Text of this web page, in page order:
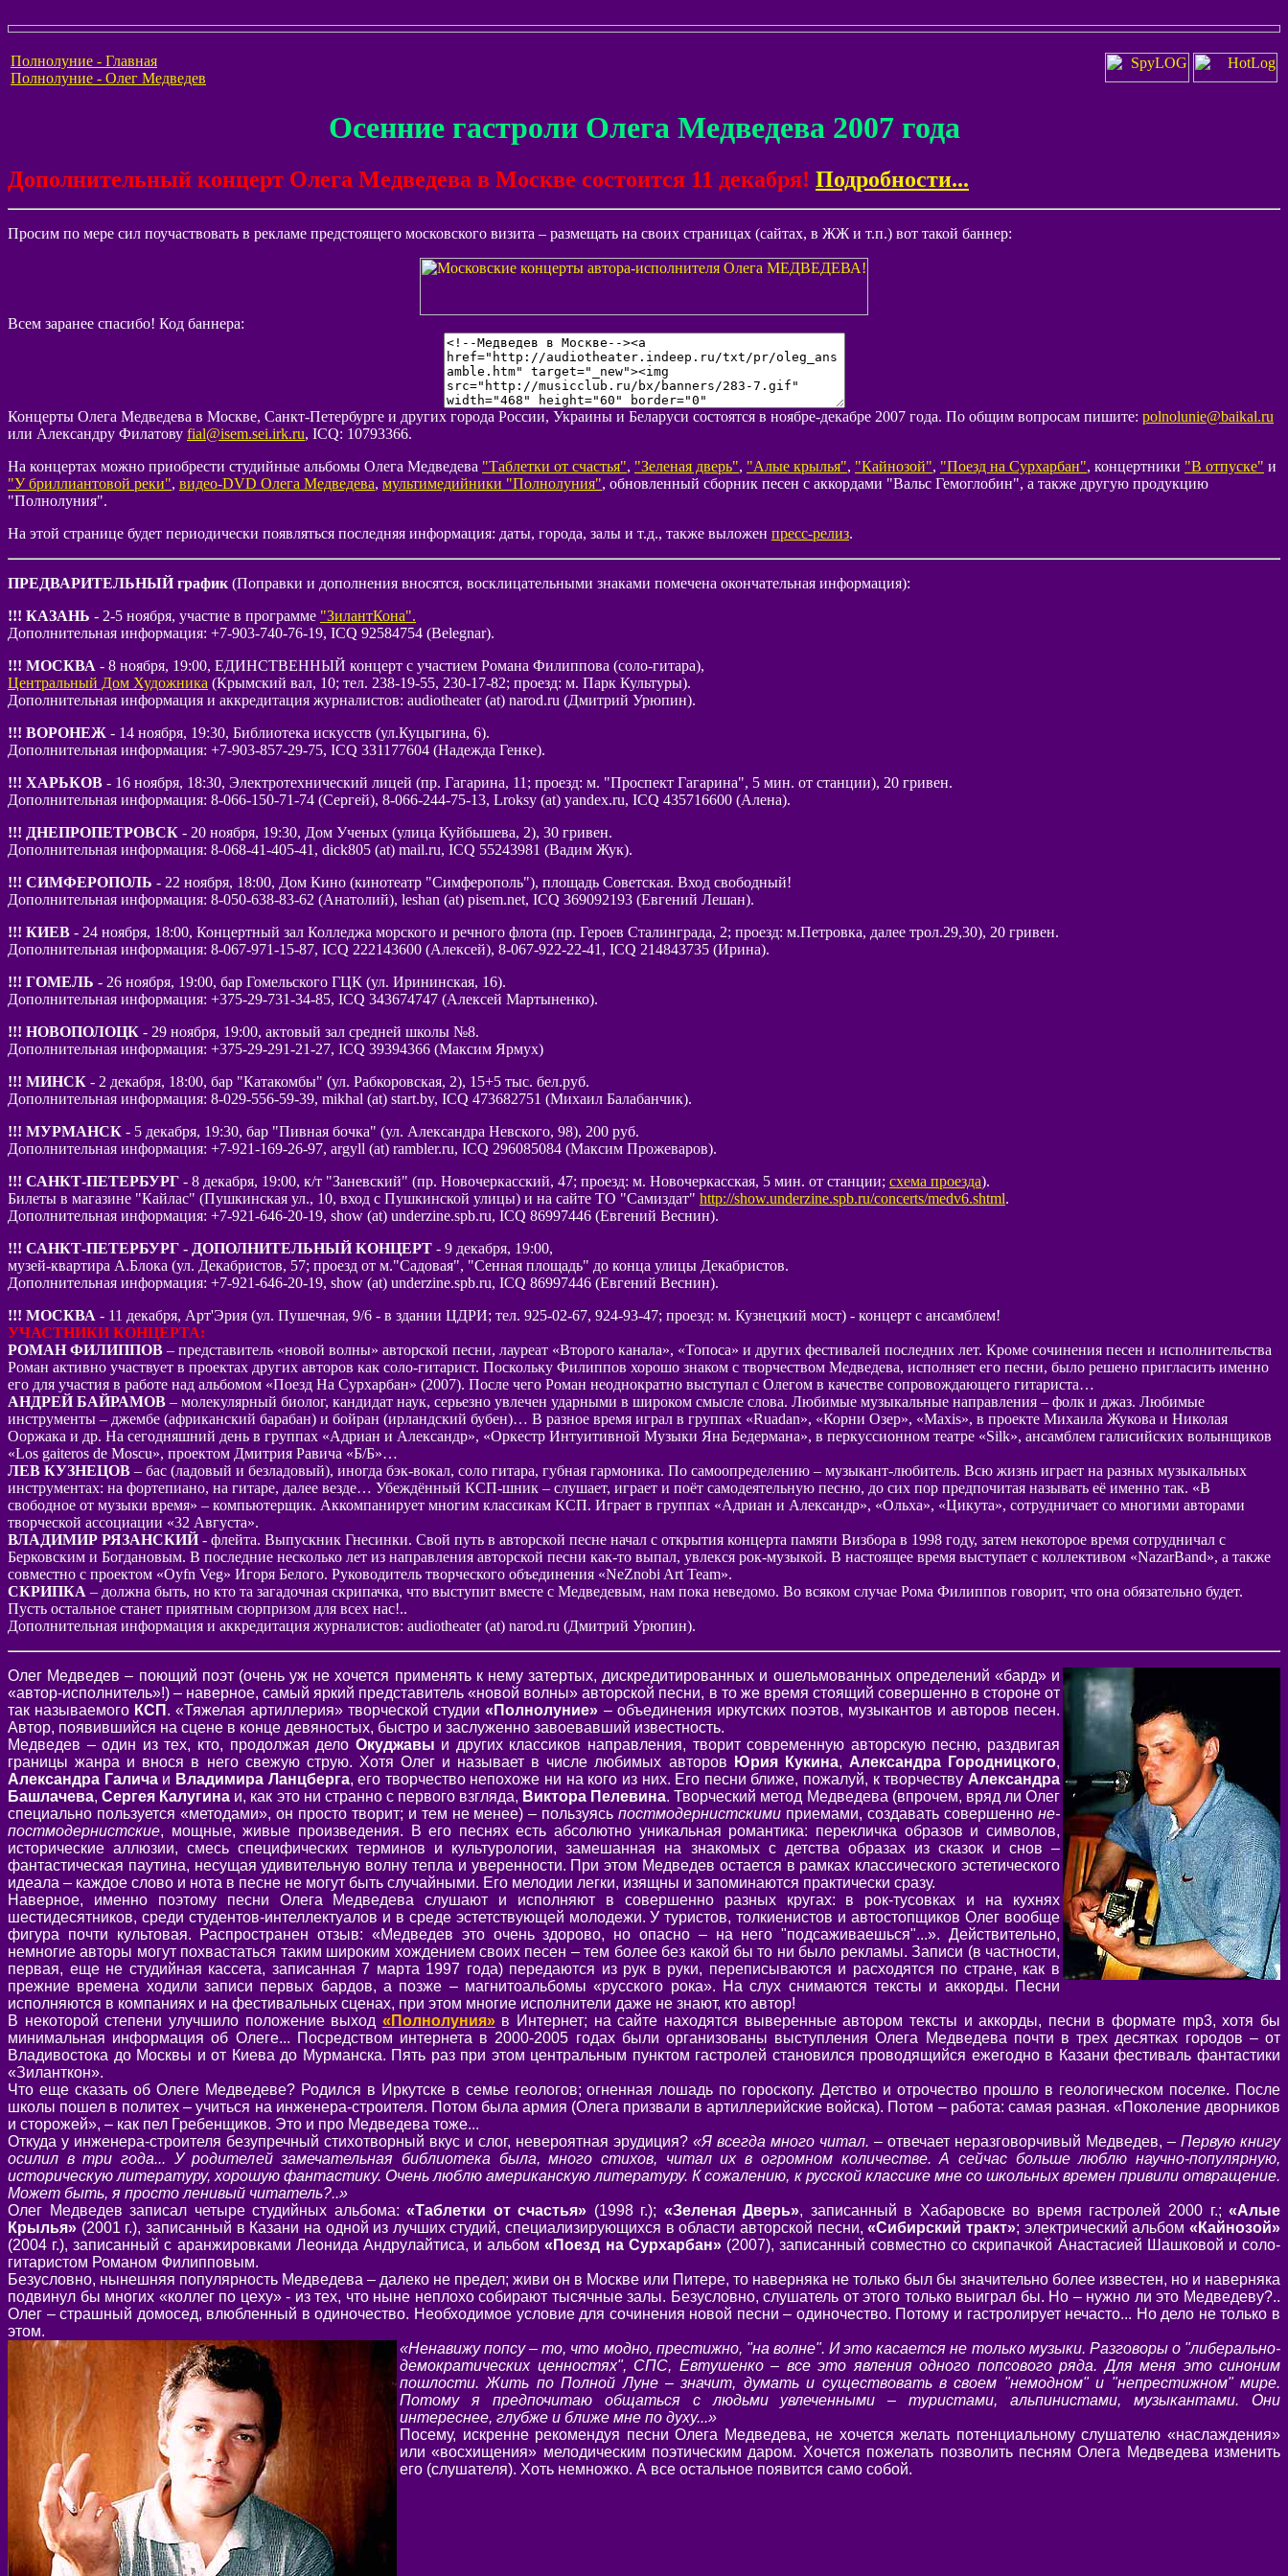
Полнолуние - Главная
Полнолуние - Олег Медведев
Осенние гастроли Олега Медведева 2007 года
Дополнительный концерт Олега Медведева в Москве состоится 11 декабря! Подробности...
Просим по мере сил поучаствовать в рекламе предстоящего московского визита – размещать на своих страницах (сайтах, в ЖЖ и т.п.) вот такой баннер:
Всем заранее спасибо! Код баннера:
Концерты Олега Медведева в Москве, Санкт-Петербурге и других города России, Украины и Беларуси состоятся в ноябре-декабре 2007 года. По общим вопросам пишите: polnolunie@baikal.ru
или Александру Филатову fial@isem.sei.irk.ru, ICQ: 10793366.
На концертах можно приобрести студийные альбомы Олега Медведева "Таблетки от счастья", "Зеленая дверь", "Алые крылья", "Кайнозой", "Поезд на Сурхарбан", концертники "В отпуске" и
"У бриллиантовой реки", видео-DVD Олега Медведева, мультимедийники "Полнолуния", обновленный сборник песен с аккордами "Вальс Гемоглобин", а также другую продукцию
"Полнолуния".
На этой странице будет периодически появляться последняя информация: даты, города, залы и т.д., также выложен пресс-релиз.
ПРЕДВАРИТЕЛЬНЫЙ график (Поправки и дополнения вносятся, восклицательными знаками помечена окончательная информация):
!!! КАЗАНЬ - 2-5 ноября, участие в программе "ЗилантКона".
Дополнительная информация: +7-903-740-76-19, ICQ 92584754 (Belegnar).
!!! МОСКВА - 8 ноября, 19:00, ЕДИНСТВЕННЫЙ концерт с участием Романа Филиппова (соло-гитара),
Центральный Дом Художника (Крымский вал, 10; тел. 238-19-55, 230-17-82; проезд: м. Парк Культуры).
Дополнительная информация и аккредитация журналистов: audiotheater (at) narod.ru (Дмитрий Урюпин).
!!! ВОРОНЕЖ - 14 ноября, 19:30, Библиотека искусств (ул.Куцыгина, 6).
Дополнительная информация: +7-903-857-29-75, ICQ 331177604 (Надежда Генке).
!!! ХАРЬКОВ - 16 ноября, 18:30, Электротехнический лицей (пр. Гагарина, 11; проезд: м. "Проспект Гагарина", 5 мин. от станции), 20 гривен.
Дополнительная информация: 8-066-150-71-74 (Сергей), 8-066-244-75-13, Lroksy (at) yandex.ru, ICQ 435716600 (Алена).
!!! ДНЕПРОПЕТРОВСК - 20 ноября, 19:30, Дом Ученых (улица Куйбышева, 2), 30 гривен.
Дополнительная информация: 8-068-41-405-41, dick805 (at) mail.ru, ICQ 55243981 (Вадим Жук).
!!! СИМФЕРОПОЛЬ - 22 ноября, 18:00, Дом Кино (кинотеатр "Симферополь"), площадь Советская. Вход свободный!
Дополнительная информация: 8-050-638-83-62 (Анатолий), leshan (at) pisem.net, ICQ 369092193 (Евгений Лешан).
!!! КИЕВ - 24 ноября, 18:00, Концертный зал Колледжа морского и речного флота (пр. Героев Сталинграда, 2; проезд: м.Петровка, далее трол.29,30), 20 гривен.
Дополнительная информация: 8-067-971-15-87, ICQ 222143600 (Алексей), 8-067-922-22-41, ICQ 214843735 (Ирина).
!!! ГОМЕЛЬ - 26 ноября, 19:00, бар Гомельского ГЦК (ул. Ирининская, 16).
Дополнительная информация: +375-29-731-34-85, ICQ 343674747 (Алексей Мартыненко).
!!! НОВОПОЛОЦК - 29 ноября, 19:00, актовый зал средней школы №8.
Дополнительная информация: +375-29-291-21-27, ICQ 39394366 (Максим Ярмух)
!!! МИНСК - 2 декабря, 18:00, бар "Катакомбы" (ул. Рабкоровская, 2), 15+5 тыс. бел.руб.
Дополнительная информация: 8-029-556-59-39, mikhal (at) start.by, ICQ 473682751 (Михаил Балабанчик).
!!! МУРМАНСК - 5 декабря, 19:30, бар "Пивная бочка" (ул. Александра Невского, 98), 200 руб.
Дополнительная информация: +7-921-169-26-97, argyll (at) rambler.ru, ICQ 296085084 (Максим Прожеваров).
!!! САНКТ-ПЕТЕРБУРГ - 8 декабря, 19:00, к/т "Заневский" (пр. Новочеркасский, 47; проезд: м. Новочеркасская, 5 мин. от станции; схема проезда).
Билеты в магазине "Кайлас" (Пушкинская ул., 10, вход с Пушкинской улицы) и на сайте ТО "Самиздат" http://show.underzine.spb.ru/concerts/medv6.shtml.
Дополнительная информация: +7-921-646-20-19, show (at) underzine.spb.ru, ICQ 86997446 (Евгений Веснин).
!!! САНКТ-ПЕТЕРБУРГ - ДОПОЛНИТЕЛЬНЫЙ КОНЦЕРТ - 9 декабря, 19:00,
музей-квартира А.Блока (ул. Декабристов, 57; проезд от м."Садовая", "Сенная площадь" до конца улицы Декабристов.
Дополнительная информация: +7-921-646-20-19, show (at) underzine.spb.ru, ICQ 86997446 (Евгений Веснин).
!!! МОСКВА - 11 декабря, Арт'Эрия (ул. Пушечная, 9/6 - в здании ЦДРИ; тел. 925-02-67, 924-93-47; проезд: м. Кузнецкий мост) - концерт с ансамблем!
УЧАСТНИКИ КОНЦЕРТА:
РОМАН ФИЛИППОВ – представитель «новой волны» авторской песни, лауреат «Второго канала», «Топоса» и других фестивалей последних лет. Кроме сочинения песен и исполнительства
Роман активно участвует в проектах других авторов как соло-гитарист. Поскольку Филиппов хорошо знаком с творчеством Медведева, исполняет его песни, было решено пригласить именно
его для участия в работе над альбомом «Поезд На Сурхарбан» (2007). После чего Роман неоднократно выступал с Олегом в качестве сопровождающего гитариста…
АНДРЕЙ БАЙРАМОВ – молекулярный биолог, кандидат наук, серьезно увлечен ударными в широком смысле слова. Любимые музыкальные направления – фолк и джаз. Любимые
инструменты – джембе (африканский барабан) и бойран (ирландский бубен)… В разное время играл в группах «Ruadan», «Корни Озер», «Maxis», в проекте Михаила Жукова и Николая
Ооржака и др. На сегодняшний день в группах «Адриан и Александр», «Оркестр Интуитивной Музыки Яна Бедермана», в перкуссионном театре «Silk», ансамблем галисийских волынщиков
«Los gaiteros de Moscu», проектом Дмитрия Равича «Б/Б»…
ЛЕВ КУЗНЕЦОВ – бас (ладовый и безладовый), иногда бэк-вокал, соло гитара, губная гармоника. По самоопределению – музыкант-любитель. Всю жизнь играет на разных музыкальных
инструментах: на фортепиано, на гитаре, далее везде… Убеждённый КСП-шник – слушает, играет и поёт самодеятельную песню, до сих пор предпочитая называть её именно так. «В
свободное от музыки время» – компьютерщик. Аккомпанирует многим классикам КСП. Играет в группах «Адриан и Александр», «Ольха», «Цикута», сотрудничает со многими авторами
творческой ассоциации «32 Августа».
ВЛАДИМИР РЯЗАНСКИЙ- флейта. Выпускник Гнесинки. Свой путь в авторской песне начал с открытия концерта памяти Визбора в 1998 году, затем некоторое время сотрудничал с
Берковским и Богдановым. В последние несколько лет из направления авторской песни как-то выпал, увлекся рок-музыкой. В настоящее время выступает с коллективом «NazarBand», а также
совместно с проектом «Oyfn Veg» Игоря Белого. Руководитель творческого объединения «NeZnobi Art Team».
СКРИПКА – должна быть, но кто та загадочная скрипачка, что выступит вместе с Медведевым, нам пока неведомо. Во всяком случае Рома Филиппов говорит, что она обязательно будет.
Пусть остальное станет приятным сюрпризом для всех нас!..
Дополнительная информация и аккредитация журналистов: audiotheater (at) narod.ru (Дмитрий Урюпин).
Олег Медведев – поющий поэт (очень уж не хочется применять к нему затертых, дискредитированных и ошельмованных определений «бард» и
«автор-исполнитель»!) – наверное, самый яркий представитель «новой волны» авторской песни, в то же время стоящий совершенно в стороне от
так называемого КСП . «Тяжелая артиллерия» творческой студии«Полнолуние» – объединения иркутских поэтов, музыкантов и авторов песен.
Автор, появившийся на сцене в конце девяностых, быстро и заслуженно завоевавший известность.
Медведев – один из тех, кто, продолжая дело Окуджавы и других классиков направления, творит современную авторскую песню, раздвигая
границы жанра и внося в него свежую струю. Хотя Олег и называет в числе любимых авторов
Юрия Кукина, Александра Городницкого,
Александра Галичаи Владимира Ланцберга, его творчество непохоже ни на кого из них. Его песни ближе, пожалуй, к творчествуАлександра
Башлачева,Сергея Калугина и, как это ни странно с первого взгляда, Виктора Пелевина. Творческий метод Медведева (впрочем, вряд ли Олег
специально пользуется «методами», он просто творит; и тем не менее) – пользуясьпостмодернистскими приемами, создавать совершенно не-
постмодернистские, мощные, живые произведения. В его песнях есть абсолютно уникальная романтика: перекличка образов и символов,
исторические аллюзии, смесь специфических терминов и культурологии, замешанная на знакомых с детства образах из сказок и снов –
фантастическая паутина, несущая удивительную волну тепла и уверенности. При этом Медведев остается в рамках классического эстетического
идеала – каждое слово и нота в песне не могут быть случайными. Его мелодии легки, изящны и запоминаются практически сразу.
Наверное, именно поэтому песни Олега Медведева слушают и исполняют в совершенно разных кругах: в рок-тусовках и на кухнях
шестидесятников, среди студентов-интеллектуалов и в среде эстетствующей молодежи. У туристов, толкиенистов и автостопщиков Олег вообще
фигура почти культовая. Распространен отзыв: «Медведев это очень здорово, но опасно – на него "подсаживаешься"...». Действительно,
немногие авторы могут похвастаться таким широким хождением своих песен – тем более без какой бы то ни было рекламы. Записи (в частности,
первая, еще не студийная кассета, записанная 7 марта 1997 года) передаются из рук в руки, переписываются и расходятся по стране, как в
прежние времена ходили записи первых бардов, а позже – магнитоальбомы «русского рока». На слух снимаются тексты и аккорды. Песни
исполняются в компаниях и на фестивальных сценах, при этом многие исполнители даже не знают, кто автор!
В некоторой степени улучшило положение выход «Полнолуния»в Интернет; на сайте находятся выверенные автором тексты и аккорды, песни в формате mp3, хотя бы
минимальная информация об Олеге... Посредством интернета в 2000-2005 годах были организованы выступления Олега Медведева почти в трех десятках городов – от
Владивостока до Москвы и от Киева до Мурманска. Пять раз при этом центральным пунктом гастролей становился проводящийся ежегодно в Казани фестиваль фантастики
«Зиланткон».
Что еще сказать об Олеге Медведеве? Родился в Иркутске в семье геологов; огненная лошадь по гороскопу. Детство и отрочество прошло в геологическом поселке. После
школы пошел в политех – учиться на инженера-строителя. Потом была армия (Олега призвали в артиллерийские войска). Потом – работа: самая разная. «Поколение дворников
и сторожей», – как пел Гребенщиков. Это и про Медведева тоже...
Откуда у инженера-строителя безупречный стихотворный вкус и слог, невероятная эрудиция? «Я всегда много читал. – отвечает неразговорчивый Медведев, – Первую книгу
осилил в три года... У родителей замечательная библиотека была, много стихов, читал их в огромном количестве. А сейчас больше люблю научно-популярную,
историческую литературу, хорошую фантастику. Очень люблю американскую литературу. К сожалению, к русской классике мне со школьных времен привили отвращение.
Может быть, я просто ленивый читатель?..»
Олег Медведев записал четыре студийных альбома:«Таблетки от счастья» (1998 г.); «Зеленая Дверь», записанный в Хабаровске во время гастролей 2000 г.;«Алые
Крылья» (2001 г.), записанный в Казани на одной из лучших студий, специализирующихся в области авторской песни,«Сибирский тракт»; электрический альбом«Кайнозой»
(2004 г.), записанный с аранжировками Леонида Андрулайтиса, и альбом«Поезд на Сурхарбан»(2007), записанный совместно со скрипачкой Анастасией Шашковой и соло-
гитаристом Романом Филипповым.
Безусловно, нынешняя популярность Медведева – далеко не предел; живи он в Москве или Питере, то наверняка не только был бы значительно более известен, но и наверняка
подвинул бы многих «коллег по цеху» - из тех, что ныне неплохо собирают тысячные залы. Безусловно, слушатель от этого только выиграл бы. Но – нужно ли это Медведеву?..
Олег – страшный домосед, влюбленный в одиночество. Необходимое условие для сочинения новой песни – одиночество. Потому и гастролирует нечасто... Но дело не только в
этом.
«Ненавижу попсу – то, что модно, престижно, "на волне". И это касается не только музыки. Разговоры о "либерально-
демократических ценностях", СПС, Евтушенко – все это явления одного попсового ряда. Для меня это синоним
пошлости. Жить по Полной Луне – значит, думать и существовать в своем "немодном" и "непрестижном" мире.
Потому я предпочитаю общаться с людьми увлеченными – туристами, альпинистами, музыкантами. Они
интереснее, глубже и ближе мне по духу...»
Посему, искренне рекомендуя песни Олега Медведева, не хочется желать потенциальному слушателю «наслаждения»
или «восхищения» мелодическим поэтическим даром. Хочется пожелать позволить песням Олега Медведева изменить
его (слушателя). Хоть немножко. А все остальное появится само собой.